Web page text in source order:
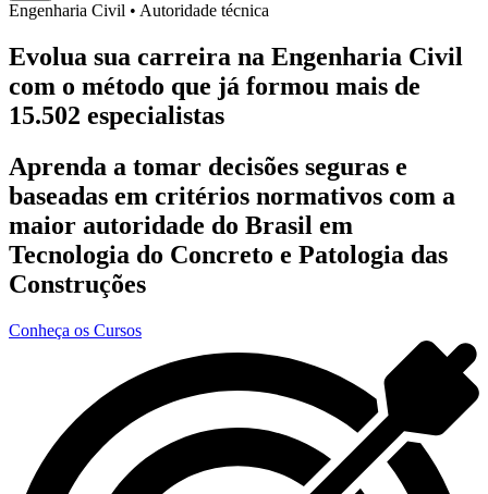
Engenharia Civil • Autoridade técnica
Evolua sua carreira na Engenharia Civil
com o método que já formou mais de
15.502 especialistas
Aprenda a tomar decisões seguras e
baseadas em critérios normativos com a
maior autoridade do Brasil em
Tecnologia do Concreto e Patologia das
Construções
Conheça os Cursos